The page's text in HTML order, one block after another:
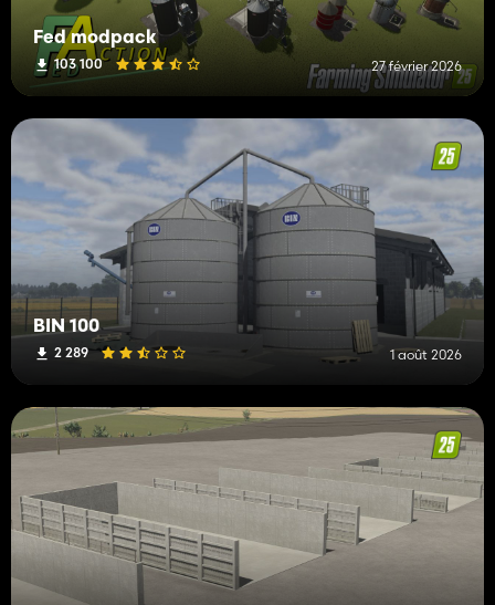
Fed modpack
103 100 27 février 2026
BIN 100
2 289 1 août 2026